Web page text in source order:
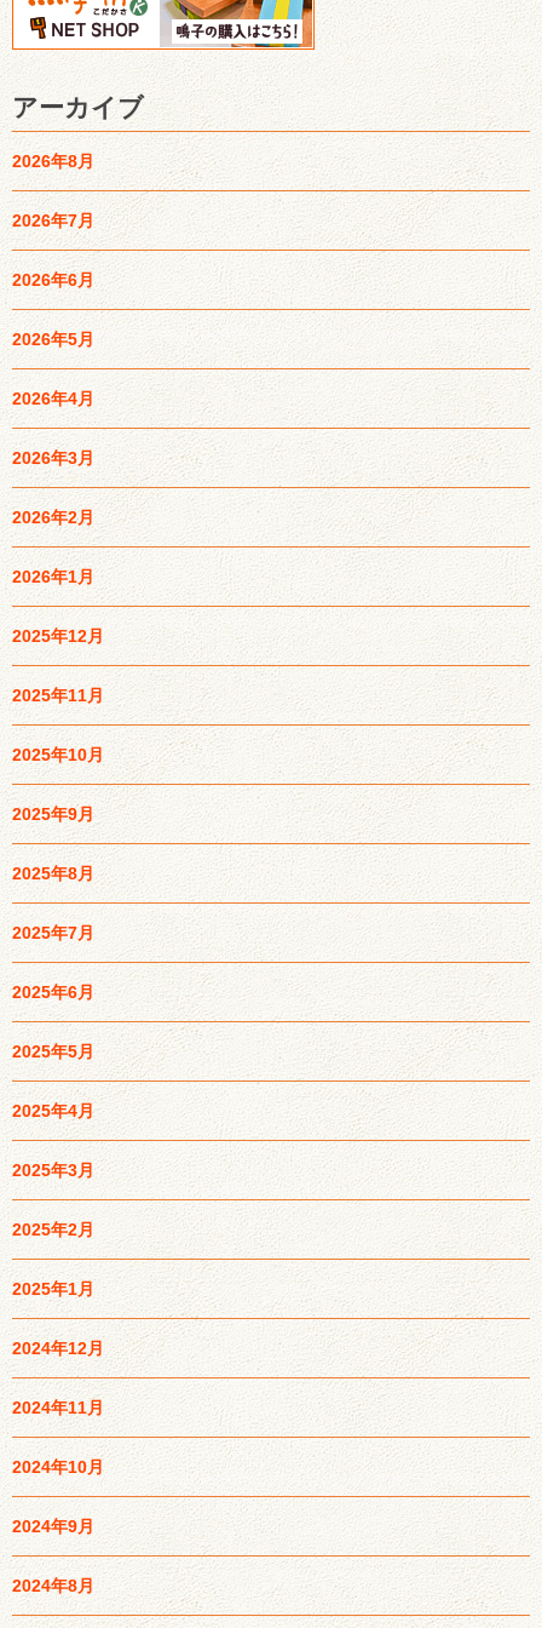
アーカイブ
2026年8月
2026年7月
2026年6月
2026年5月
2026年4月
2026年3月
2026年2月
2026年1月
2025年12月
2025年11月
2025年10月
2025年9月
2025年8月
2025年7月
2025年6月
2025年5月
2025年4月
2025年3月
2025年2月
2025年1月
2024年12月
2024年11月
2024年10月
2024年9月
2024年8月